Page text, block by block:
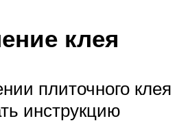
клея
плиточного клея
инструкцию